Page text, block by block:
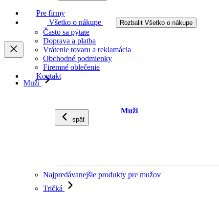
Pre firmy
Všetko o nákupe
Rozbalit Všetko o nákupe
Často sa pýtate
Doprava a platba
Vrátenie tovaru a reklamácia
Obchodné podmienky
Firemné oblečenie
Kontakt
Muži
späť
Muži
Najpredávanejšie produkty pre mužov
Tričká